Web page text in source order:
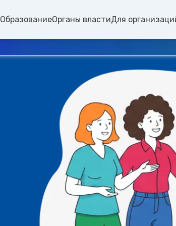
ОбразованиеОрганы властиДля